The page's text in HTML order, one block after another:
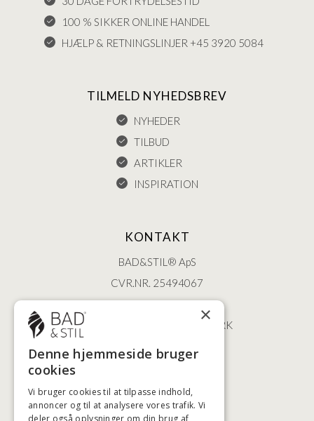
100 % SIKKER ONLINE HANDEL
HJÆLP & RETNINGSLINJER +45 3920 5084
TILMELD NYHEDSBREV
NYHEDER
TILBUD
ARTIKLER
INSPIRATION
KONTAKT
BAD&STIL® ApS
CVR.NR. 25494067
ØSTERBROGADE 202
2100 KØBENHAVN • DANMARK
+45 3920 5084
HØJESTE KREDITVÆRDIGHED
×
Denne hjemmeside bruger
cookies
Vi bruger cookies til at tilpasse indhold,
annoncer og til at analysere vores trafik. Vi
deler også oplysninger om din brug af